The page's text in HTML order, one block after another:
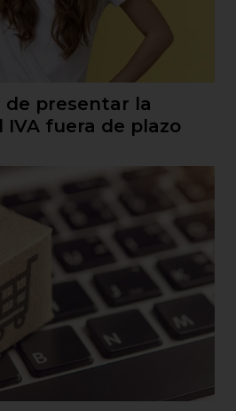
de presentar la
IVA fuera de plazo